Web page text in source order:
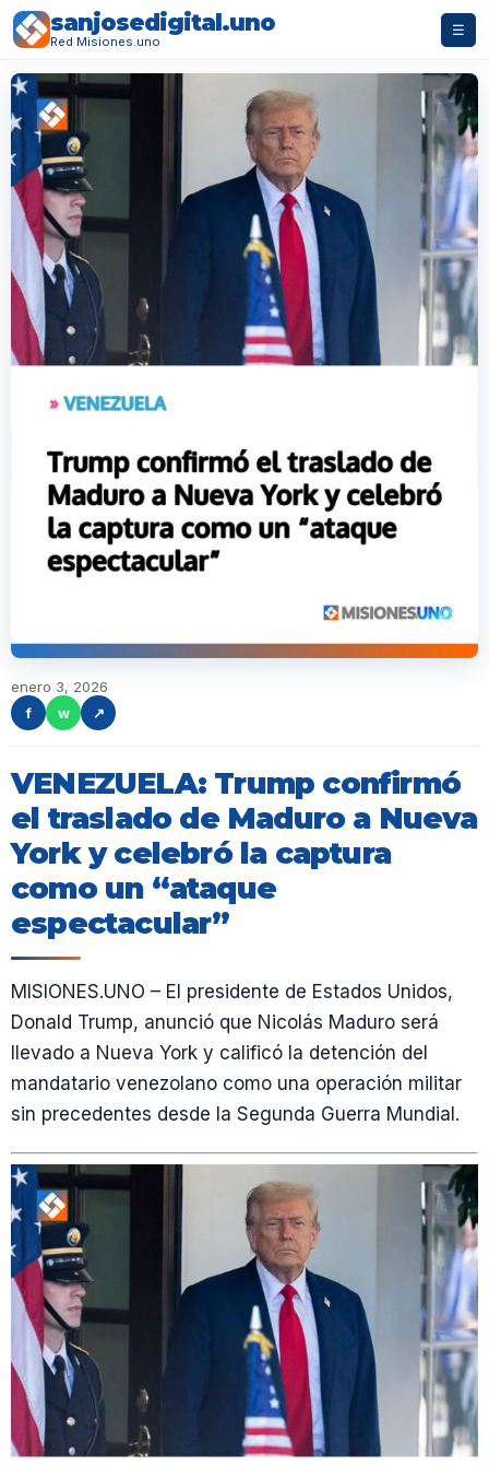
sanjosedigital.uno
Red Misiones.uno
☰
enero 3, 2026
f
w ↗
VENEZUELA: Trump confirmó
el traslado de Maduro a Nueva
York y celebró la captura
como un “ataque
espectacular”
MISIONES.UNO – El presidente de Estados Unidos,
Donald Trump, anunció que Nicolás Maduro será
llevado a Nueva York y calificó la detención del
mandatario venezolano como una operación militar
sin precedentes desde la Segunda Guerra Mundial.